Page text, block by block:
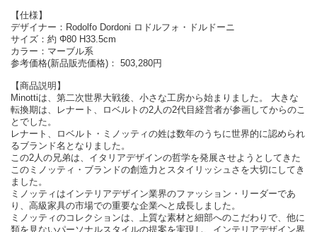
【仕様】
デザイナー：Rodolfo Dordoni ロドルフォ・ドルドーニ
サイズ：約 Φ80 H33.5cm
カラー：マーブル系
参考価格(新品販売価格)： 503,280円
【商品説明】
Minottiは、第二次世界大戦後、小さな工房から始まりました。 大きな
転換期は、レナート、ロベルトの2人の2代目経営者が参画してからのこ
とでした。
レナート、ロベルト・ミノッティの姓は数年のうちに世界的に認められ
るブランド名となりました。
この2人の兄弟は、イタリアデザインの哲学を発展させようとしてきた
このミノッティ・ブランドの創造力とスタイリッシュさを大切にしてき
ました。
ミノッティはインテリアデザイン業界のファッション・リーダーであ
り、高級家具の市場での重要な企業へと成長しました。
ミノッティのコレクションは、上質な素材と細部へのこだわりで、他に
類を見ないパーソナルスタイルの提案を実現し、インテリアデザイン界